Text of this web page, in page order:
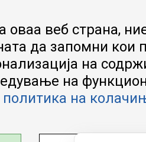
Product Finder
оваа веб страна,
да запомни кои
на
на
политика на